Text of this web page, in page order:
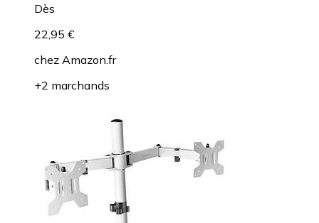
Dès
22,95 €
chez Amazon.fr
+2 marchands